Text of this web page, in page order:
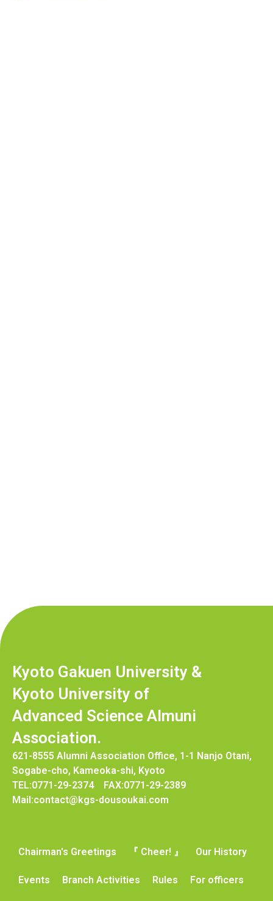
Kyoto Gakuen University &
Kyoto University of
Advanced Science Almuni
Association.
621-8555 Alumni Association Office, 1-1 Nanjo Otani,
Sogabe-cho, Kameoka-shi, Kyoto
TEL:0771-29-2374 FAX:0771-29-2389
Mail:contact@kgs-dousoukai.com
Chairman's Greetings 『 Cheer! 』 Our History
Events Branch Activities Rules For officers